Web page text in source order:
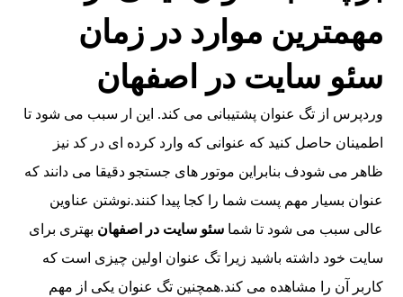
مهمترین موارد در زمان
سئو سایت در اصفهان
وردپرس از تگ عنوان پشتیبانی می کند. این ار سبب می شود تا
اطمینان حاصل کنید که عنوانی که وارد کرده ای در کد نیز
ظاهر می شودف بنابراین موتور های جستجو دقیقا می دانند که
عنوان بسیار مهم پست شما را کجا پیدا کنند.نوشتن عناوین
عالی سبب می شود تا شماسئو سایت در اصفهان بهتری برای
سایت خود داشته باشید زیرا تگ عنوان اولین چیزی است که
کاربر آن را مشاهده می کند.همچنین تگ عنوان یکی از مهم